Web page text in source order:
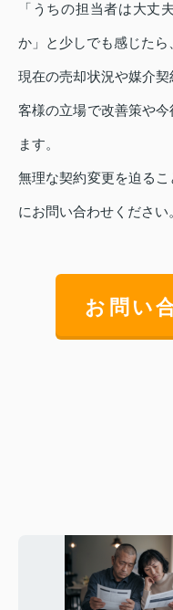
「うちの担当者は大丈
か」と少しでも感じたら
現在の売却状況や媒介
客様の立場で改善策や
ます。
無理な契約変更を迫る
にお問い合わせください
お問い